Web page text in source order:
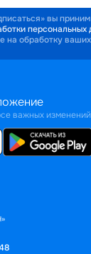
вы
персональных
на обработку
важных